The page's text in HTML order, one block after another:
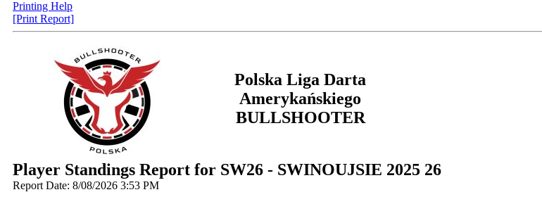
Printing Help
[Print Report]
Polska Liga Darta
Amerykańskiego
BULLSHOOTER
Player Standings Report for SW26 - SWINOUJSIE 2025 26
Report Date: 8/08/2026 3:53 PM